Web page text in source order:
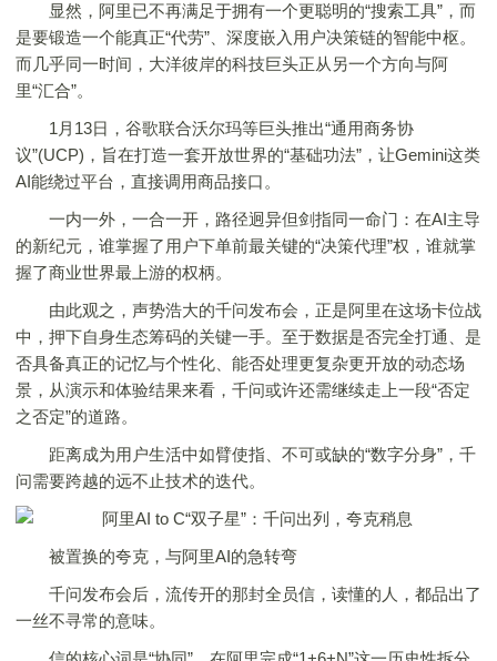
显然，阿里已不再满足于拥有一个更聪明的“搜索工具”，而
是要锻造一个能真正“代劳”、深度嵌入用户决策链的智能中枢。
而几乎同一时间，大洋彼岸的科技巨头正从另一个方向与阿
里“汇合”。
1月13日，谷歌联合沃尔玛等巨头推出“通用商务协
议”(UCP)，旨在打造一套开放世界的“基础功法”，让Gemini这类
AI能绕过平台，直接调用商品接口。
一内一外，一合一开，路径迥异但剑指同一命门：在AI主导
的新纪元，谁掌握了用户下单前最关键的“决策代理”权，谁就掌
握了商业世界最上游的权柄。
由此观之，声势浩大的千问发布会，正是阿里在这场卡位战
中，押下自身生态筹码的关键一手。至于数据是否完全打通、是
否具备真正的记忆与个性化、能否处理更复杂更开放的动态场
景，从演示和体验结果来看，千问或许还需继续走上一段“否定
之否定”的道路。
距离成为用户生活中如臂使指、不可或缺的“数字分身”，千
问需要跨越的远不止技术的迭代。
被置换的夸克，与阿里AI的急转弯
千问发布会后，流传开的那封全员信，读懂的人，都品出了
一丝不寻常的意味。